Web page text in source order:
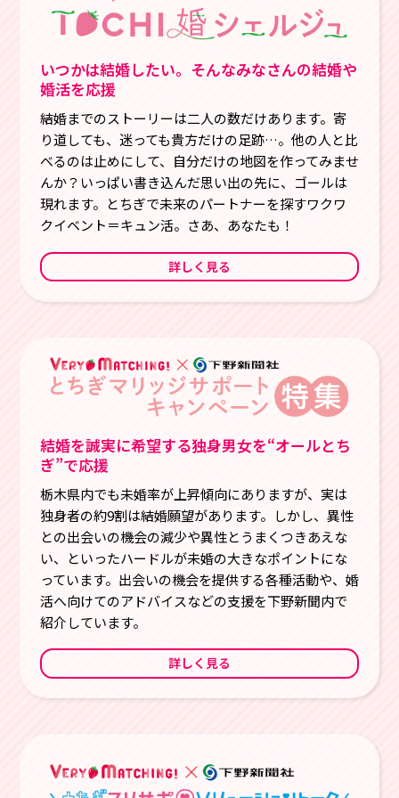
◯センターへのアクセス ◯お問い合わせ ◯プライバシーポリシー
いつかは結婚したい。そんなみなさんの結婚や
婚活を応援
結婚までのストーリーは二人の数だけあります。寄
り道しても、迷っても貴方だけの足跡…。他の人と比
べるのは止めにして、自分だけの地図を作ってみませ
んか？いっぱい書き込んだ思い出の先に、ゴールは
現れます。とちぎで未来のパートナーを探すワクワ
クイベント＝キュン活。さあ、あなたも！
詳しく見る
結婚を誠実に希望する独身男女を“オールとち
ぎ”で応援
栃木県内でも未婚率が上昇傾向にありますが、実は
独身者の約9割は結婚願望があります。しかし、異性
との出会いの機会の減少や異性とうまくつきあえな
い、といったハードルが未婚の大きなポイントにな
っています。出会いの機会を提供する各種活動や、婚
活へ向けてのアドバイスなどの支援を下野新聞内で
紹介しています。
詳しく見る